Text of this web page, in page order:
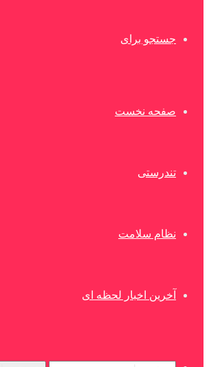
جستجو برای
صفحه نخست
تندرستی
نظام سلامت
آخرین اخبار لحظه ای